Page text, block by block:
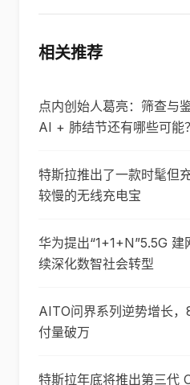
相关推荐
点内创始人葛亮：筛查与
AI + 肺结节还有哪些可能？
特斯拉推出了一款时髦但
较慢的无线充电宝
华为提出“1+1+N”5.5G 建
续深化数智社会转型
AITO问界系列逆势增长，
付量破万
特斯拉年底将推出第三代